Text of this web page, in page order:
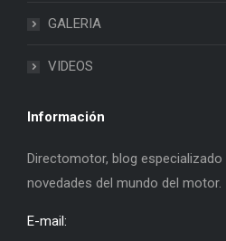
GALERIA
VIDEOS
Información
Directomotor, blog
novedades del mundo del motor.
E-mail: